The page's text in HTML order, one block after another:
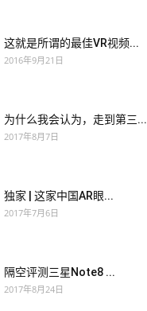
这就是所谓的最佳VR视频...
2016年9月21日
为什么我会认为，走到第三...
2017年8月7日
独家 | 这家中国AR眼...
2017年7月6日
隔空评测三星Note8 ...
2017年8月24日